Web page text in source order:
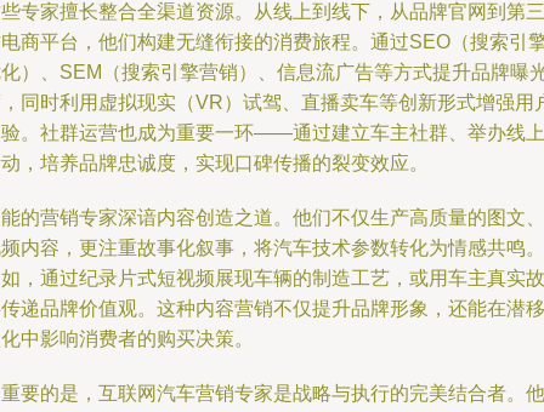
专家擅长整合全渠道资源。从线上到线下，从品牌官网到第三
商平台，他们构建无缝衔接的消费旅程。通过SEO（搜索引
）、SEM（搜索引擎营销）、信息流广告等方式提升品牌曝
同时利用虚拟现实（VR）试驾、直播卖车等创新形式增强用
。社群运营也成为重要一环——通过建立车主社群、举办线上
，培养品牌忠诚度，实现口碑传播的裂变效应。
的营销专家深谙内容创造之道。他们不仅生产高质量的图文、
内容，更注重故事化叙事，将汽车技术参数转化为情感共鸣。
，通过纪录片式短视频展现车辆的制造工艺，或用车主真实故
递品牌价值观。这种内容营销不仅提升品牌形象，还能在潜移
中影响消费者的购买决策。
要的是，互联网汽车营销专家是战略与执行的完美结合者。他